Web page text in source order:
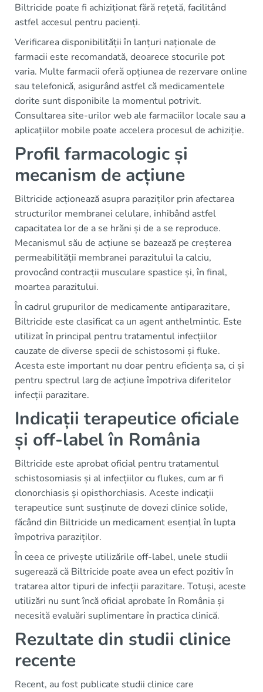
Biltricide poate fi achiziționat fără rețetă, facilitând
astfel accesul pentru pacienți.
Verificarea disponibilității în lanțuri naționale de
farmacii este recomandată, deoarece stocurile pot
varia. Multe farmacii oferă opțiunea de rezervare online
sau telefonică, asigurând astfel că medicamentele
dorite sunt disponibile la momentul potrivit.
Consultarea site-urilor web ale farmaciilor locale sau a
aplicațiilor mobile poate accelera procesul de achiziție.
Profil farmacologic și
mecanism de acțiune
Biltricide acționează asupra paraziților prin afectarea
structurilor membranei celulare, inhibând astfel
capacitatea lor de a se hrăni și de a se reproduce.
Mecanismul său de acțiune se bazează pe creșterea
permeabilității membranei parazitului la calciu,
provocând contracții musculare spastice și, în final,
moartea parazitului.
În cadrul grupurilor de medicamente antiparazitare,
Biltricide este clasificat ca un agent anthelmintic. Este
utilizat în principal pentru tratamentul infecțiilor
cauzate de diverse specii de schistosomi și fluke.
Acesta este important nu doar pentru eficiența sa, ci și
pentru spectrul larg de acțiune împotriva diferitelor
infecții parazitare.
Indicații terapeutice oficiale
și off-label în România
Biltricide este aprobat oficial pentru tratamentul
schistosomiasis și al infecțiilor cu flukes, cum ar fi
clonorchiasis și opisthorchiasis. Aceste indicații
terapeutice sunt susținute de dovezi clinice solide,
făcând din Biltricide un medicament esențial în lupta
împotriva paraziților.
În ceea ce privește utilizările off-label, unele studii
sugerează că Biltricide poate avea un efect pozitiv în
tratarea altor tipuri de infecții parazitare. Totuși, aceste
utilizări nu sunt încă oficial aprobate în România și
necesită evaluări suplimentare în practica clinică.
Rezultate din studii clinice
recente
Recent, au fost publicate studii clinice care